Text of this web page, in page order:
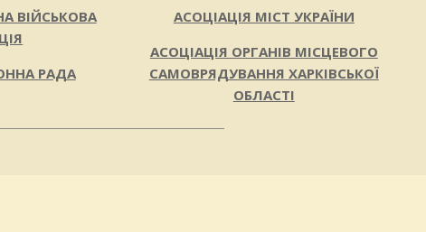
ВІЙСЬКОВА
РАДА
АСОЦІАЦІЯ МІСТ УКРАЇНИ
АСОЦІАЦІЯ ОРГАНІВ МІСЦЕВОГО
САМОВРЯДУВАННЯ ХАРКІВСЬКОЇ
ОБЛАСТІ